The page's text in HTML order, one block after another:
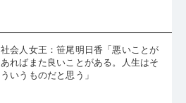
社会人女王：笹尾明日香「悪いことが
あればまた良いことがある。人生はそ
ういうものだと思う」